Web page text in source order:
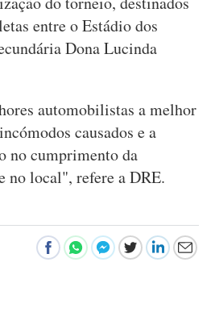
entre o Estádio dos
Dona Lucinda
automobilistas a melhor
causados e a
no cumprimento da
no local", refere a DRE.